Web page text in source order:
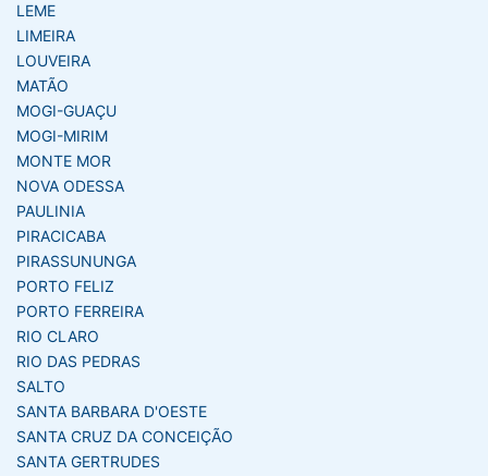
LEME
LIMEIRA
LOUVEIRA
MATÃO
MOGI-GUAÇU
MOGI-MIRIM
MONTE MOR
NOVA ODESSA
PAULINIA
PIRACICABA
PIRASSUNUNGA
PORTO FELIZ
PORTO FERREIRA
RIO CLARO
RIO DAS PEDRAS
SALTO
SANTA BARBARA D'OESTE
SANTA CRUZ DA CONCEIÇÃO
SANTA GERTRUDES